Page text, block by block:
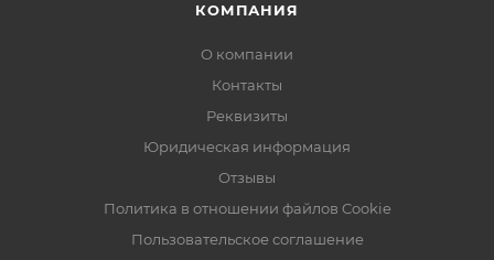
КОМПАНИЯ
О компании
Контакты
Реквизиты
Юридическая информация
Отзывы
Политика в отношении файлов Cookie
Пользовательское соглашение